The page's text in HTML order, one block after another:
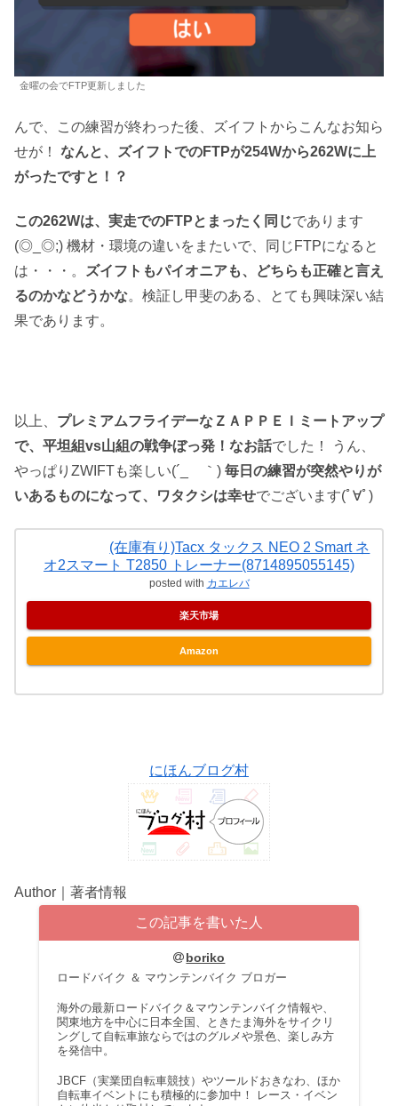
金曜の会でFTP更新しました
んで、この練習が終わった後、ズイフトからこんなお知ら
せが！ なんと、ズイフトでのFTPが254Wから262Wに上
がったですと！？
この262Wは、実走でのFTPとまったく同じであります
(◎_◎;) 機材・環境の違いをまたいで、同じFTPになると
は・・・。
ズイフトもパイオニアも、どちらも正確と言え
るのかなどうかな。検証し甲斐のある、とても興味深い結
果であります。
以上、 プレミアムフライデーなＺＡＰＰＥＩミートアップ
で、平坦組vs山組の戦争ぼっ発！なお話でした！ うん、
やっぱりZWIFTも楽しい(´_ゝ｀) 毎日の練習が突然やりが
いあるものになって、ワタクシは幸せでございます(ﾟ∀ﾟ)
(在庫有り)Tacx タックス NEO 2 Smart ネ
オ2スマート T2850 トレーナー(8714895055145)
posted with カエレバ
楽天市場
Amazon
にほんブログ村
Author｜著者情報
この記事を書いた人
boriko
ロードバイク ＆ マウンテンバイク ブロガー
海外の最新ロードバイク＆マウンテンバイク情報や、
関東地方を中心に日本全国、ときたま海外をサイクリ
ングして自転車旅ならではのグルメや景色、楽しみ方
を発信中。
JBCF（実業団自転車競技）やツールドおきなわ、ほか
自転車イベントにも積極的に参加中！ レース・イベン